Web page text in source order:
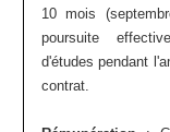
10 mois
poursuite
d'études pendant
contrat.